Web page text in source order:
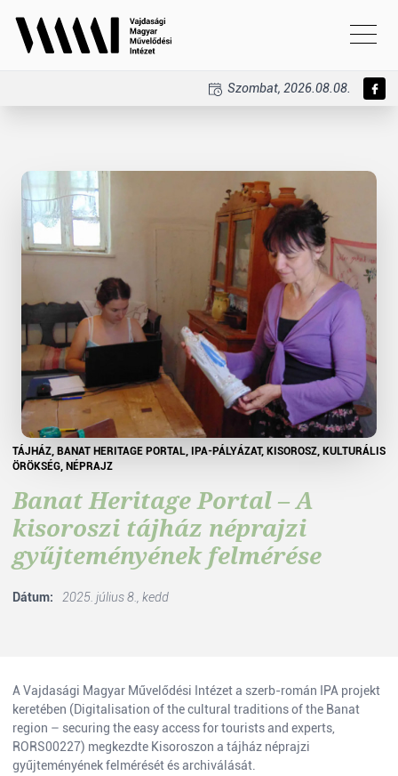
Szombat, 2026.08.08.
TÁJHÁZ, BANAT HERITAGE PORTAL, IPA-PÁLYÁZAT, KISOROSZ, KULTURÁLIS
ÖRÖKSÉG, NÉPRAJZ
Banat Heritage Portal – A
kisoroszi tájház néprajzi
gyűjteményének felmérése
Dátum: 2025. július 8., kedd
A Vajdasági Magyar Művelődési Intézet a szerb-román IPA projekt
keretében (Digitalisation of the cultural traditions of the Banat
region – securing the easy access for tourists and experts,
RORS00227) megkezdte Kisoroszon a tájház néprajzi
gyűjteményének felmérését és archiválását.